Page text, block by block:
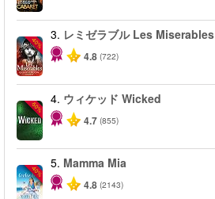
-40%
3. レミゼラブル Les Miserables
4.8 (722)
-50%
4. ウィケッド Wicked
4.7 (855)
-40%
5. Mamma Mia
4.8 (2143)